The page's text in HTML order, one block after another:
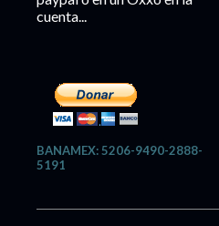
cuenta...
BANAMEX: 5206-9490-2888-
5191